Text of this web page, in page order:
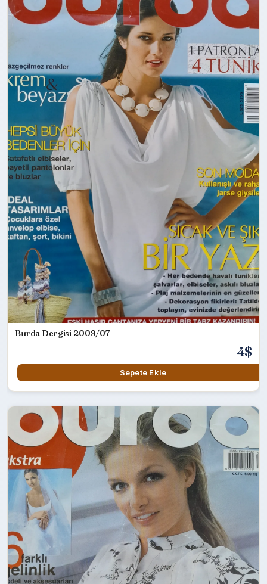
Burda Dergisi 2009/07
4$
Sepete Ekle